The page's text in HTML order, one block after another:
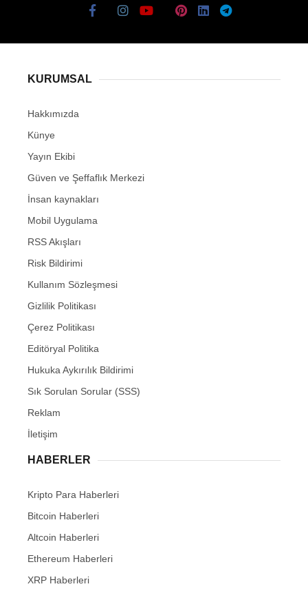
KURUMSAL
Hakkımızda
Künye
Yayın Ekibi
Güven ve Şeffaflık Merkezi
İnsan kaynakları
Mobil Uygulama
RSS Akışları
Risk Bildirimi
Kullanım Sözleşmesi
Gizlilik Politikası
Çerez Politikası
Editöryal Politika
Hukuka Aykırılık Bildirimi
Sık Sorulan Sorular (SSS)
Reklam
İletişim
HABERLER
Kripto Para Haberleri
Bitcoin Haberleri
Altcoin Haberleri
Ethereum Haberleri
XRP Haberleri